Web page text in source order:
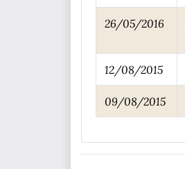
26/05/2016
12/08/2015
09/08/2015